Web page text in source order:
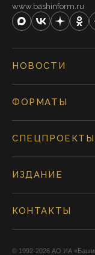
www.bashinform.ru
НОВОСТИ
ФОРМАТЫ
СПЕЦПРОЕКТЫ
ИЗДАНИЕ
КОНТАКТЫ
© 1992-2026 АО ИА